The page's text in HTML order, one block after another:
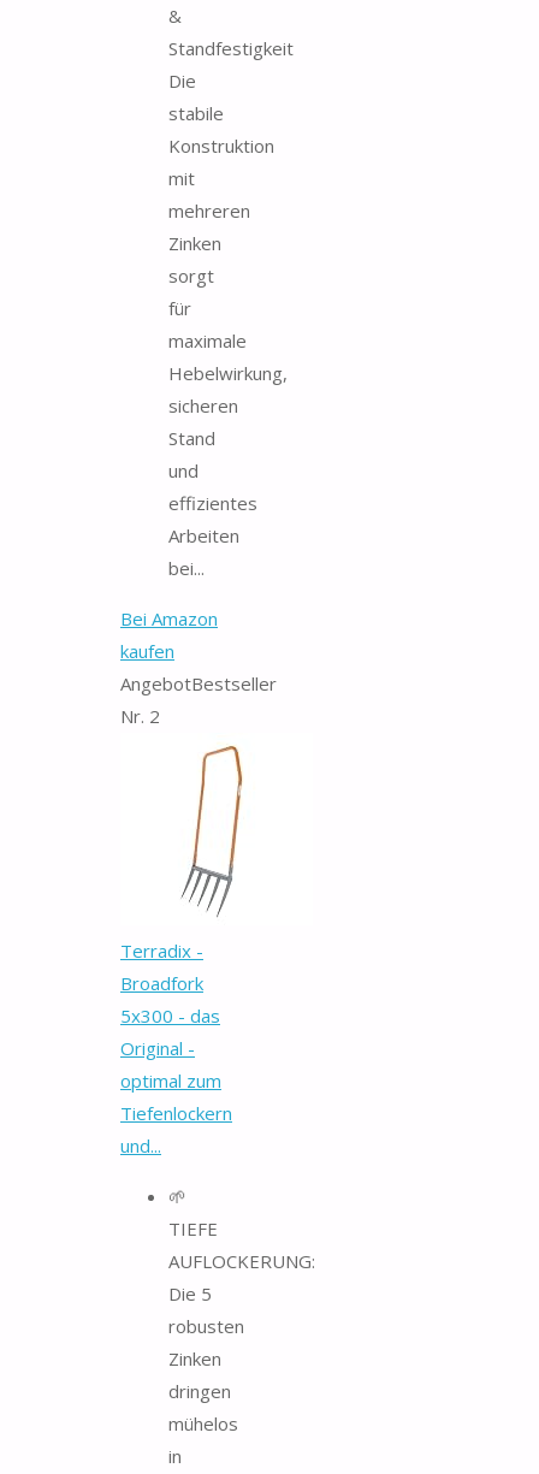
&
Standfestigkeit
Die
stabile
Konstruktion
mit
mehreren
Zinken
sorgt
für
maximale
Hebelwirkung,
sicheren
Stand
und
effizientes
Arbeiten
bei...
Bei Amazon
kaufen
AngebotBestseller
Nr. 2
Terradix -
Broadfork
5x300 - das
Original -
optimal zum
Tiefenlockern
und...
🌱
TIEFE
AUFLOCKERUNG:
Die 5
robusten
Zinken
dringen
mühelos
in